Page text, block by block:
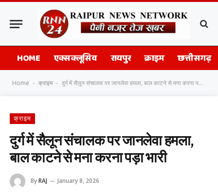
HOME एक्सक्लूसिव रायपुर क्राइम छत्तीसगढ़
Home - क्राइम - दुर्ग में सैलून संचालक पर जानलेवा हमला, बाल काटने से मना करना पड़ा भारी
क्राइम
दुर्ग में सैलून संचालक पर जानलेवा हमला,
बाल काटने से मना करना पड़ा भारी
ByRAJ January 8, 2026